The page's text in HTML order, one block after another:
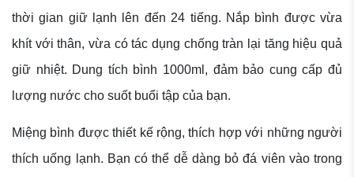
thời gian giữ lạnh lên đến 24 tiếng. Nắp bình được vừa
khít với thân, vừa có tác dụng chống tràn lại tăng hiệu quả
giữ nhiệt. Dung tích bình 1000ml, đảm bảo cung cấp đủ
lượng nước cho suốt buổi tập của bạn.
Miệng bình được thiết kế rộng, thích hợp với những người
thích uống lạnh. Bạn có thể dễ dàng bỏ đá viên vào trong